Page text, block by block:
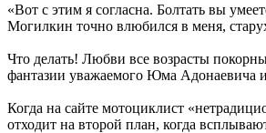
«Вот с этим я согласна. Болтать вы
Могилкин точно влюбился в меня,
Что делать! Любви все возрасты
фантазии уважаемого Юма
Когда на сайте мотоциклист
отходит на второй план, когда